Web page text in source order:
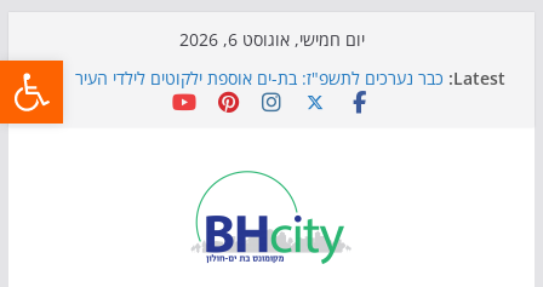
יום חמישי, אוגוסט 6, 2026
Latest: כבר נערכים לתשפ"ז: בת-ים אוספת ילקוטים לילדי העיר
חגיגות המאה מגיעות לחוף: מופע המזרקות חוזר לבת-ים
הקיץ של בני הנוער בבת־ים: חוף הריביירה הופך למרחב
התמודדות והכנה לתקופת שינוי